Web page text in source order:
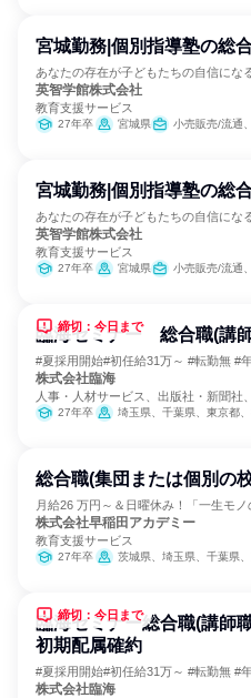
宮城勤務|個別指導塾の総
あなたの存在が子どもたちの自信に
英智学館株式会社
教育支援サービス
27年卒 宮城県 小売販売/流通、
宮城勤務|個別指導塾の総
あなたの存在が子どもたちの自信に
英智学館株式会社
教育支援サービス
27年卒 宮城県 小売販売/流通、
締切：今日まで
臨海セミナー 総合職(講
#夏採用開始#初任給31万～ #転勤無 #
株式会社臨海
人事・人材サービス、出版社・新聞社
27年卒 埼玉県、千葉県、東京都、神奈
総合職(集団または個別の
月給26 万円～＆日曜休み！「一生モノ
株式会社早稲田アカデミー
教育支援サービス
27年卒 茨城県、埼玉県、千葉県、東京都、神奈
締切：今日まで
臨海セミナー総合職(講師
初期配属確約
#夏採用開始#初任給31万～ #転勤無 #
株式会社臨海